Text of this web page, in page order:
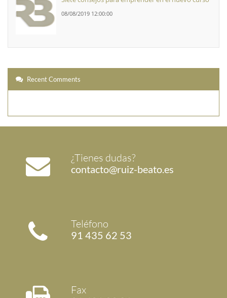
08/08/2019 12:00:00
Recent Comments
¿Tienes dudas?
contacto@ruiz-beato.es
Teléfono
91 435 62 53
Fax